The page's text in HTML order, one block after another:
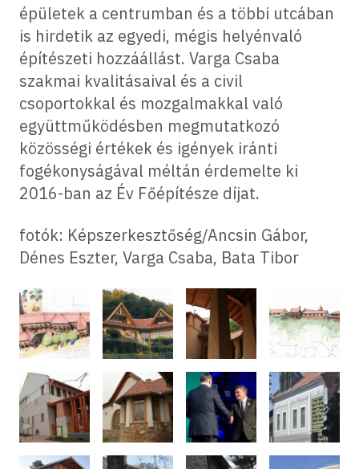
épületek a centrumban és a többi utcában
is hirdetik az egyedi, mégis helyénvaló
építészeti hozzáállást. Varga Csaba
szakmai kvalitásaival és a civil
csoportokkal és mozgalmakkal való
együttműködésben megmutatkozó
közösségi értékek és igények iránti
fogékonyságával méltán érdemelte ki
2016-ban az Év Főépítésze díjat.
fotók: Képszerkesztőség/Ancsin Gábor,
Dénes Eszter, Varga Csaba, Bata Tibor